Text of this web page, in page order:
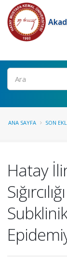
Ara
ANA SAYFA SON
Hatay